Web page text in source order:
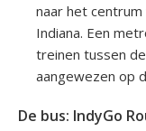
naar het centrum
Indiana. Een
treinen tussen
aangewezen op
De bus: IndyGo